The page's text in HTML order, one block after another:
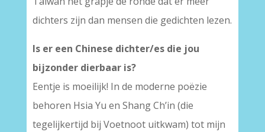
dichters zijn dan mensen die gedichten lezen.
Is er een Chinese dichter/es die jou
bijzonder dierbaar is?
Eentje is moeilijk! In de moderne poëzie
behoren Hsia Yu en Shang Ch’in (die
tegelijkertijd bij Voetnoot uitkwam) tot mijn